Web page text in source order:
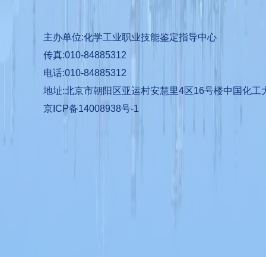
主办单位:化学工业职业技能鉴定指导中心
传真:010-84885312
电话:010-84885312
地址:北京市朝阳区亚运村安慧里4区16号楼中国化工
京ICP备14008938号-1